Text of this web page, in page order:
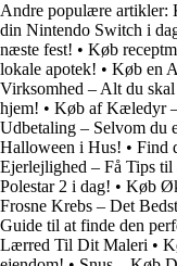
Andre populære artikler:
din Nintendo Switch i
næste fest! • Køb
lokale apotek! • Køb en
Virksomhed – Alt du
hjem! • Køb af Kæledyr
Udbetaling – Selvom du
Halloween i Hus! • Find
Ejerlejlighed – Få Tips
Polestar 2 i dag! • Køb
Frosne Krebs – Det
Guide til at finde den
Lærred Til Dit Maleri •